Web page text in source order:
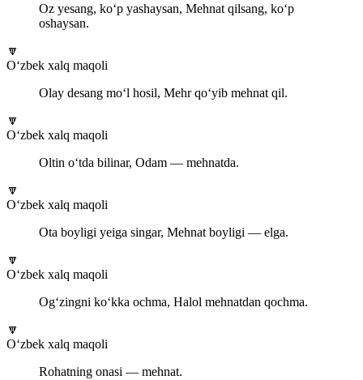
Oz yesang, ko‘p yashaysan, Mehnat qilsang, ko‘p
oshaysan.
🔽
O‘zbek xalq maqoli
Olay desang mo‘l hosil, Mehr qo‘yib mehnat qil.
🔽
O‘zbek xalq maqoli
Oltin o‘tda bilinar, Odam — mehnatda.
🔽
O‘zbek xalq maqoli
Ota boyligi yeiga singar, Mehnat boyligi — elga.
🔽
O‘zbek xalq maqoli
Og‘zingni ko‘kka ochma, Halol mehnatdan qochma.
🔽
O‘zbek xalq maqoli
Rohatning onasi — mehnat.